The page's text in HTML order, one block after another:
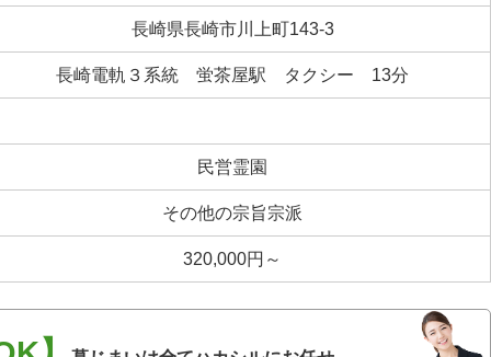
長崎県長崎市川上町143-3
長崎電軌３系統 蛍茶屋駅 タクシー 13分
民営霊園
その他の宗旨宗派
320,000円～